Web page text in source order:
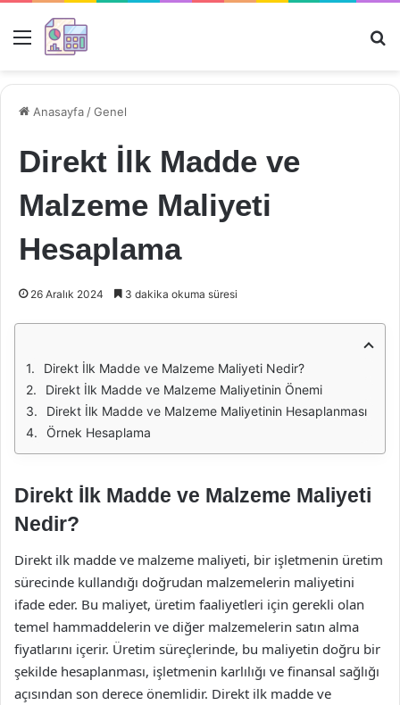
Menü
Anasayfa /Genel
Direkt İlk Madde ve
Malzeme Maliyeti
Hesaplama
26 Aralık 2024 3 dakika okuma süresi
Direkt İlk Madde ve Malzeme Maliyeti Nedir?
Direkt İlk Madde ve Malzeme Maliyetinin Önemi
Direkt İlk Madde ve Malzeme Maliyetinin Hesaplanması
Örnek Hesaplama
Direkt İlk Madde ve Malzeme Maliyeti
Nedir?
Direkt ilk madde ve malzeme maliyeti, bir işletmenin üretim
sürecinde kullandığı doğrudan malzemelerin maliyetini
ifade eder. Bu maliyet, üretim faaliyetleri için gerekli olan
temel hammaddelerin ve diğer malzemelerin satın alma
fiyatlarını içerir. Üretim süreçlerinde, bu maliyetin doğru bir
şekilde hesaplanması, işletmenin karlılığı ve finansal sağlığı
açısından son derece önemlidir. Direkt ilk madde ve